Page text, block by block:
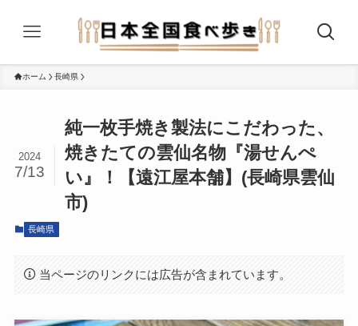
ホーム 長崎県
純一枚手焼き製法にこだわった、
焼きたての雲仙名物『湯せんぺ
い』！【遠江屋本舗】(長崎県雲仙
市)
2024
7/13
長崎県
当ページのリンクには広告が含まれています。